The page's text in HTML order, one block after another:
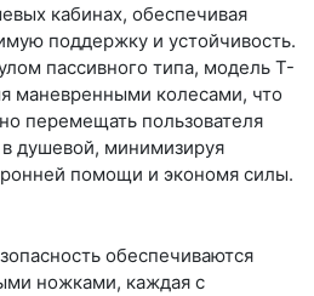
кабинах, обеспечивая
поддержку и устойчивость.
пассивного типа, модель T-
маневренными колесами, что
перемещать пользователя
душевой, минимизируя
помощи и экономя силы.
обеспечиваются
ножками, каждая с